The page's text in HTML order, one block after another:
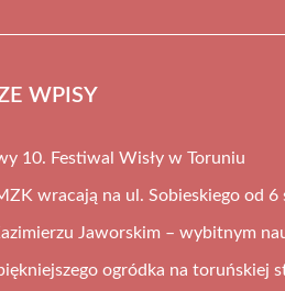
WPISY
10. Festiwal Wisły w Toruniu
wracają na ul. Sobieskiego od 6
Jaworskim – wybitnym
ogródka na toruńskiej